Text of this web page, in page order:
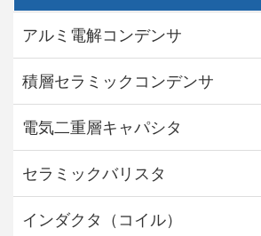
アルミ電解コンデンサ
積層セラミックコンデンサ
電気二重層キャパシタ
セラミックバリスタ
インダクタ（コイル）